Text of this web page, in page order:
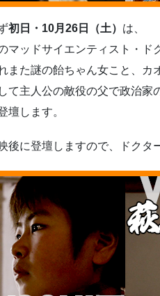
初日・10月26日（土） は、
マッドサイエンティスト・ド
また謎の飴ちゃん女こと、カ
て主人公の敵役の父で政治家
壇します。
後に登壇しますので、ドクタ